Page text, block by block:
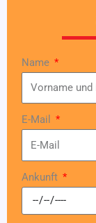
Name
E-Mail
Ankunft